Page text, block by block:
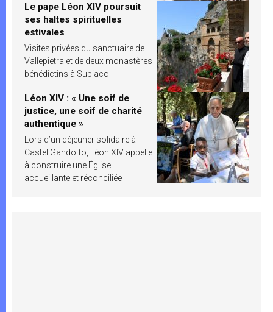
Le pape Léon XIV poursuit
ses haltes spirituelles
estivales
Visites privées du sanctuaire de
Vallepietra et de deux monastères
bénédictins à Subiaco
Léon XIV : « Une soif de
justice, une soif de charité
authentique »
Lors d’un déjeuner solidaire à
Castel Gandolfo, Léon XIV appelle
à construire une Église
accueillante et réconciliée